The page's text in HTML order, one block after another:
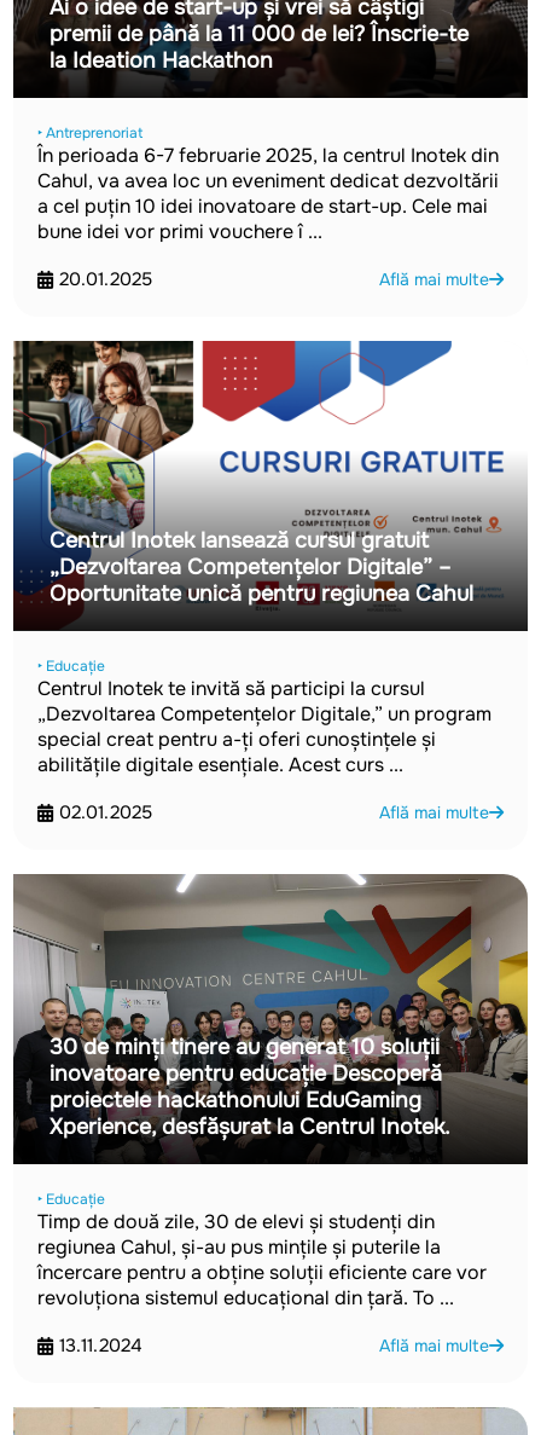
Ai o idee de start-up și vrei să câștigi
premii de până la 11 000 de lei? Înscrie-te
la Ideation Hackathon
‣ Antreprenoriat
În perioada 6-7 februarie 2025, la centrul Inotek din
Cahul, va avea loc un eveniment dedicat dezvoltării
a cel puțin 10 idei inovatoare de start-up. Cele mai
bune idei vor primi vouchere î ...
20.01.2025 Află mai multe
Centrul Inotek lansează cursul gratuit
„Dezvoltarea Competențelor Digitale” –
Oportunitate unică pentru regiunea Cahul
‣ Educație
Centrul Inotek te invită să participi la cursul
„Dezvoltarea Competențelor Digitale,” un program
special creat pentru a-ți oferi cunoștințele și
abilitățile digitale esențiale. Acest curs ...
02.01.2025 Află mai multe
30 de minți tinere au generat 10 soluții
inovatoare pentru educație Descoperă
proiectele hackathonului EduGaming
Xperience, desfășurat la Centrul Inotek.
‣ Educație
Timp de două zile, 30 de elevi și studenți din
regiunea Cahul, și-au pus mințile și puterile la
încercare pentru a obține soluții eficiente care vor
revoluționa sistemul educațional din țară. To ...
13.11.2024 Află mai multe